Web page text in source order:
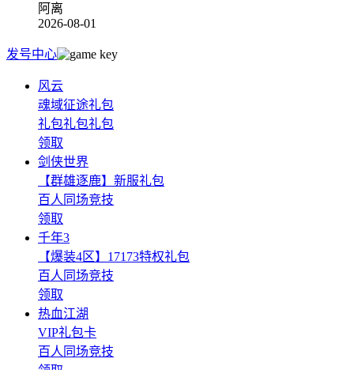
阿离
2026-08-01
发号中心
风云
魂域征途礼包
礼包礼包礼包
领取
剑侠世界
【群雄逐鹿】新服礼包
百人同场竞技
领取
千年3
【爆装4区】17173特权礼包
百人同场竞技
领取
热血江湖
VIP礼包卡
百人同场竞技